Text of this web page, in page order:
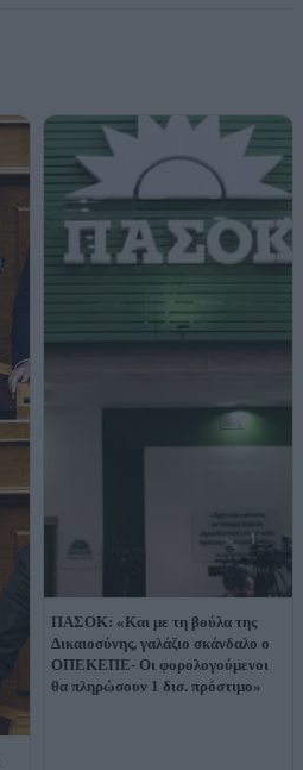
ΠΑΣΟΚ: «Και με τη βούλα της
Δικαιοσύνης, γαλάζιο σκάνδαλο ο
ΟΠΕΚΕΠΕ- Οι φορολογούμενοι
θα πληρώσουν 1 δισ. πρόστιμο»